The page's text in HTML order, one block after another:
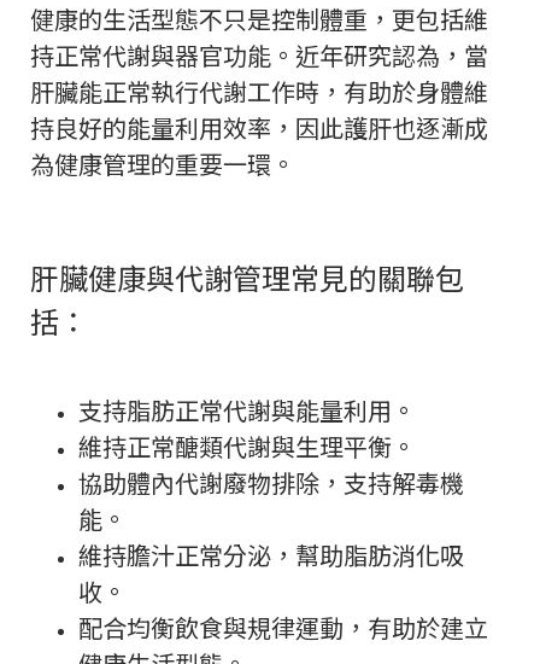
健康的生活型態不只是控制體重，更包括維
持正常代謝與器官功能。近年研究認為，當
肝臟能正常執行代謝工作時，有助於身體維
持良好的能量利用效率，因此護肝也逐漸成
為健康管理的重要一環。
肝臟健康與代謝管理常見的關聯包
括：
支持脂肪正常代謝與能量利用。
維持正常醣類代謝與生理平衡。
協助體內代謝廢物排除，支持解毒機
能。
維持膽汁正常分泌，幫助脂肪消化吸
收。
配合均衡飲食與規律運動，有助於建立